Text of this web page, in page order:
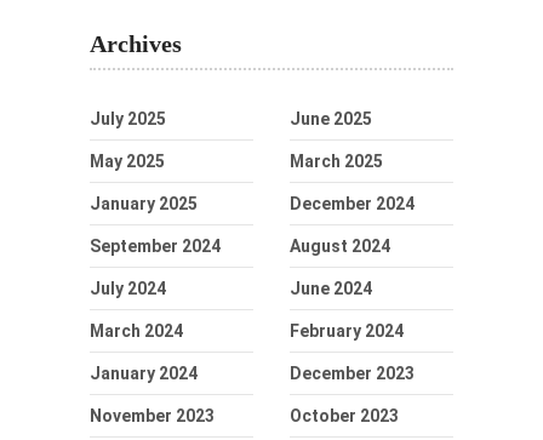
Archives
July 2025 June 2025
May 2025 March 2025
January 2025 December 2024
September 2024 August 2024
July 2024 June 2024
March 2024 February 2024
January 2024 December 2023
November 2023 October 2023